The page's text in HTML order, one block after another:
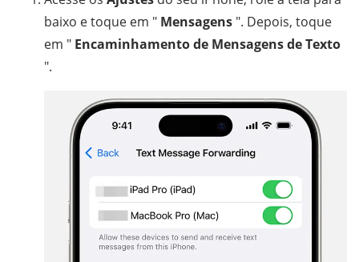
baixo e toque em " Mensagens ". Depois, toque
em " Encaminhamento de Mensagens de Texto
".